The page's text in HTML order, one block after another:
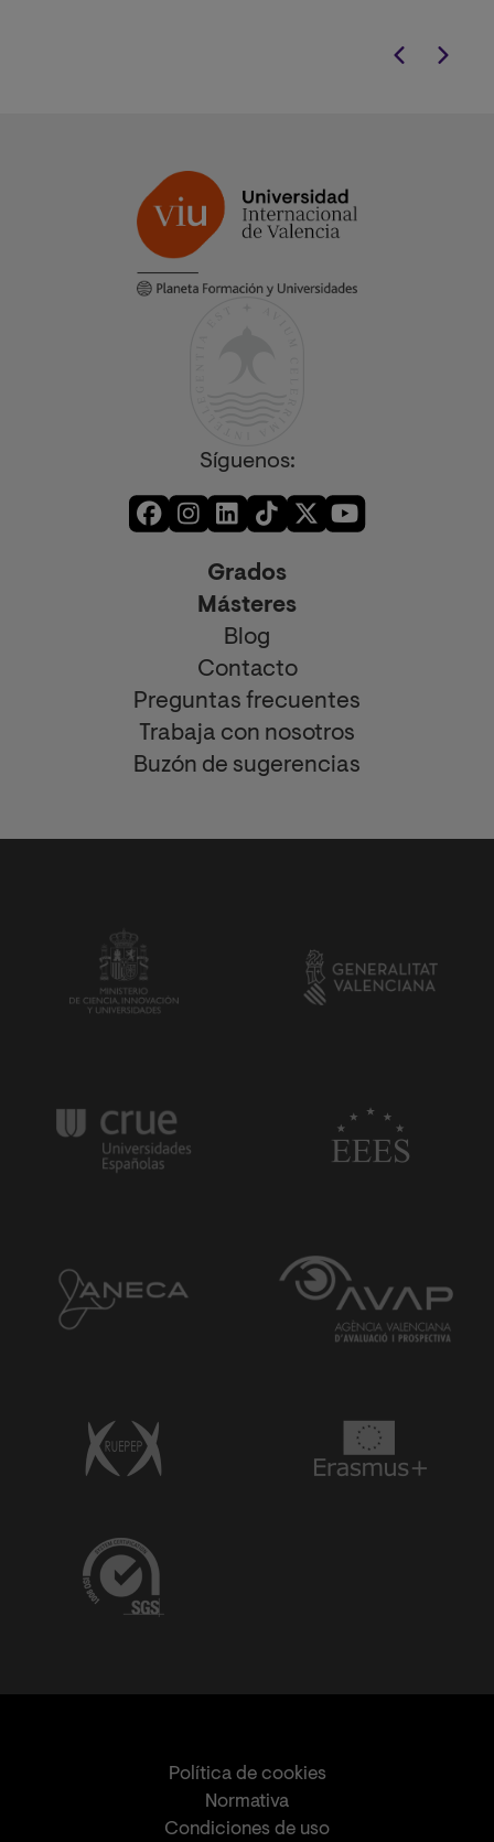
Síguenos:
Grados
Másteres
Blog
Contacto
Preguntas frecuentes
Trabaja con nosotros
Buzón de sugerencias
Política de cookies
Normativa
Condiciones de uso